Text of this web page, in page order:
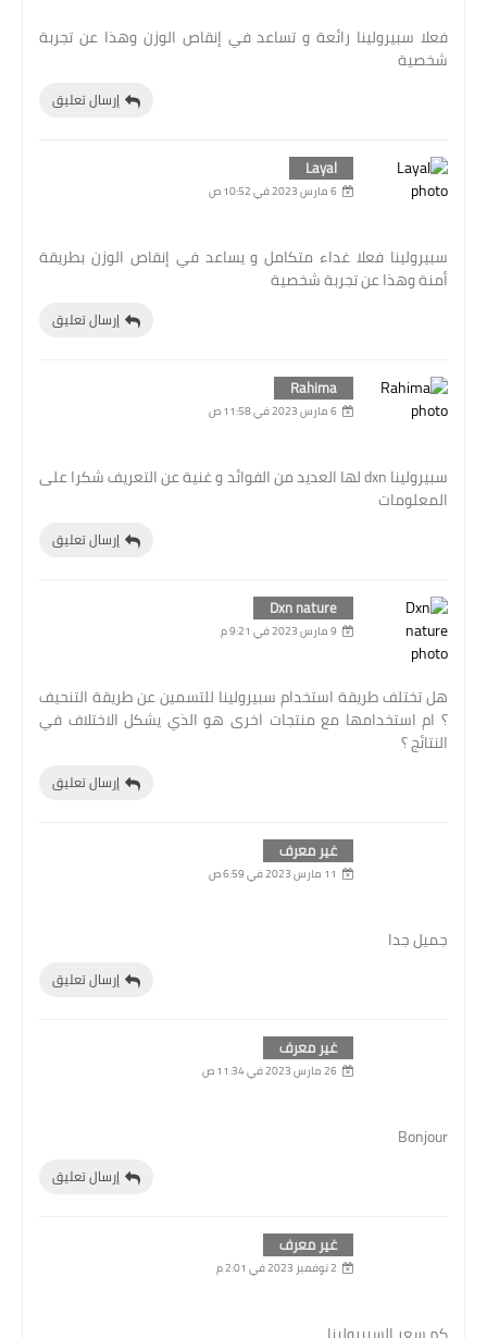
فعلا سبيرولينا رائعة و تساعد في إنقاص الوزن وهذا عن تجربة
شخصية
إرسال تعليق
Layal
6 مارس 2023 في 10:52 ص
سبيرولينا فعلا غداء متكامل و يساعد في إنقاص الوزن بطريقة
أمنة وهذا عن تجربة شخصية
إرسال تعليق
Rahima
6 مارس 2023 في 11:58 ص
سبيرولينا dxn لها العديد من الفوائد و غنية عن التعريف شكرا على
المعلومات
إرسال تعليق
Dxn nature
9 مارس 2023 في 9:21 م
هل تختلف طريقة استخدام سبيرولينا للتسمين عن طريقة التنحيف
؟ ام استخدامها مع منتجات اخرى هو الذي يشكل الاختلاف في
النتائج ؟
إرسال تعليق
غير معرف
11 مارس 2023 في 6:59 ص
جميل جدا
إرسال تعليق
غير معرف
26 مارس 2023 في 11:34 ص
Bonjour
إرسال تعليق
غير معرف
2 نوفمبر 2023 في 2:01 م